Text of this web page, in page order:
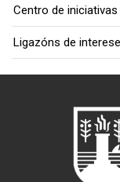
Centro de
Ligazóns de interese